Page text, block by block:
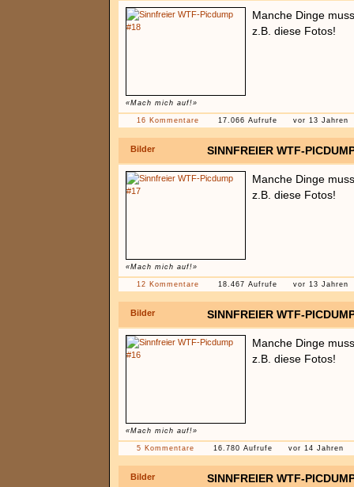
«Mach mich auf!»
Manche Dinge
z.B. diese Fotos!
16 Kommentare 17.066 Aufrufe vor 13 Jahren
Bilder SINNFREIER WTF-
«Mach mich auf!»
Manche Dinge
z.B. diese Fotos!
12 Kommentare 18.467 Aufrufe vor 13 Jahren
Bilder SINNFREIER WTF-
«Mach mich auf!»
Manche Dinge
z.B. diese Fotos!
5 Kommentare 16.780 Aufrufe vor 14 Jahren
Bilder SINNFREIER WTF-